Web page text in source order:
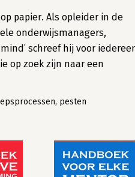
papier. Als opleider in de
onderwijsmanagers,
schreef hij voor
op zoek zijn naar een
pesten